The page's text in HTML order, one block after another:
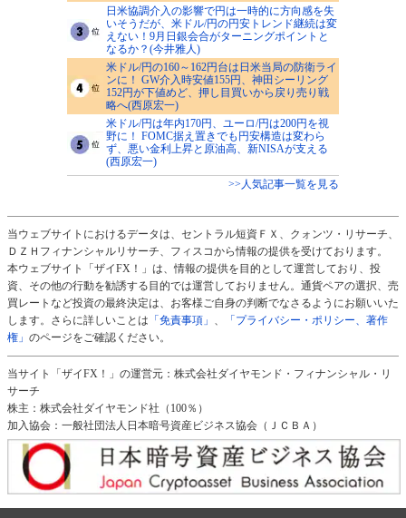
日米協調介入の影響で円は一時的に方向感を失
いそうだが、米ドル/円の円安トレンド継続は変
えない！9月日銀会合がターニングポイントと
なるか？(今井雅人)
米ドル/円の160～162円台は日米当局の防衛ライ
ンに！ GW介入時安値155円、神田シーリング
152円が下値めど、押し目買いから戻り売り戦
略へ(西原宏一)
米ドル/円は年内170円、ユーロ/円は200円を視
野に！ FOMC据え置きでも円安構造は変わら
ず、悪い金利上昇と原油高、新NISAが支える
(西原宏一)
>>人気記事一覧を見る
当ウェブサイトにおけるデータは、セントラル短資ＦＸ、クォンツ・リサーチ、
ＤＺＨフィナンシャルリサーチ、フィスコから情報の提供を受けております。
本ウェブサイト「ザイFX！」は、情報の提供を目的として運営しており、投
資、その他の行動を勧誘する目的では運営しておりません。通貨ペアの選択、売
買レートなど投資の最終決定は、お客様ご自身の判断でなさるようにお願いいた
します。さらに詳しいことは 「免責事項」
「プライバシー・ポリシー、著作
権」 のページをご確認ください。
当サイト「ザイFX！」の運営元：株式会社ダイヤモンド・フィナンシャル・リ
サーチ
株主：株式会社ダイヤモンド社（100％）
加入協会：一般社団法人日本暗号資産ビジネス協会（ＪＣＢＡ）